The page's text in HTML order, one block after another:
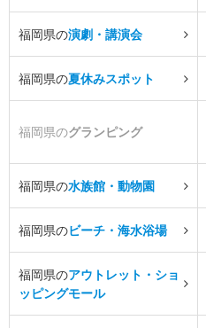
福岡県の演劇・講演会
福岡県の夏休みスポット
福岡県のグランピング
福岡県の水族館・動物園
福岡県のビーチ・海水浴場
福岡県のアウトレット・ショ
ッピングモール